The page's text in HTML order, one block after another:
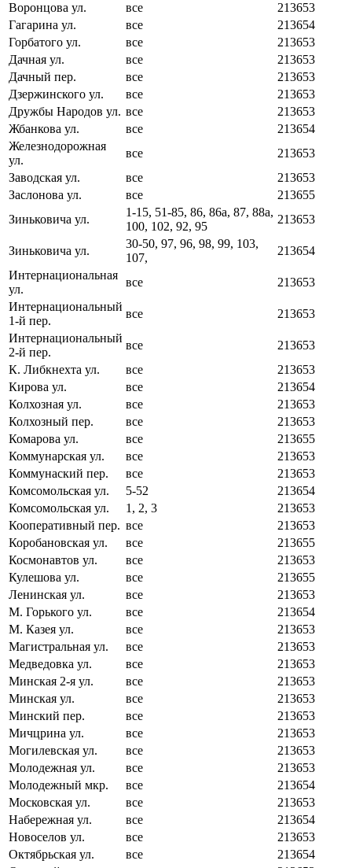
Воронцова ул.
все
213653
Гагарина ул.
все
213654
Горбатого ул.
все
213653
Дачная ул.
все
213653
Дачный пер.
все
213653
Дзержинского ул.
все
213653
Дружбы Народов ул. все
213653
Жбанкова ул.
все
213654
Железнодорожная
ул.
все
213653
Заводская ул.
все
213653
Заслонова ул.
все
213655
Зиньковича ул.
1-15, 51-85, 86, 86а, 87, 88а,
100, 102, 92, 95
213653
Зиньковича ул.
30-50, 97, 96, 98, 99, 103,
107,
213654
Интернациональная
ул.
все
213653
Интернациональный
1-й пер.
все
213653
Интернациональный
2-й пер.
все
213653
К. Либкнехта ул.
все
213653
Кирова ул.
все
213654
Колхозная ул.
все
213653
Колхозный пер.
все
213653
Комарова ул.
все
213655
Коммунарская ул.
все
213653
Коммунаский пер.
все
213653
Комсомольская ул.
5-52
213654
Комсомольская ул.
1, 2, 3
213653
Кооперативный пер. все
213653
Коробановская ул.
все
213655
Космонавтов ул.
все
213653
Кулешова ул.
все
213655
Ленинская ул.
все
213653
М. Горького ул.
все
213654
М. Казея ул.
все
213653
Магистральная ул.
все
213653
Медведовка ул.
все
213653
Минская 2-я ул.
все
213653
Минская ул.
все
213653
Минский пер.
все
213653
Мичцрина ул.
все
213653
Могилевская ул.
все
213653
Молодежная ул.
все
213653
Молодежный мкр.
все
213654
Московская ул.
все
213653
Набережная ул.
все
213654
Новоселов ул.
все
213653
Октябрьская ул.
все
213654